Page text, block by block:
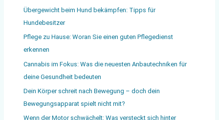
Übergewicht beim Hund bekämpfen: Tipps für
Hundebesitzer
Pflege zu Hause: Woran Sie einen guten Pflegedienst
erkennen
Cannabis im Fokus: Was die neuesten Anbautechniken für
deine Gesundheit bedeuten
Dein Körper schreit nach Bewegung – doch dein
Bewegungsapparat spielt nicht mit?
Wenn der Motor schwächelt: Was versteckt sich hinter